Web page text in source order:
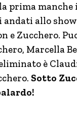
prima manche
allo
e Zucchero.
Marcella
è
Sotto